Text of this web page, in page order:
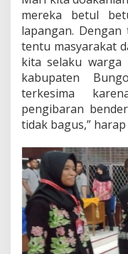
mereka betul
lapangan.
tentu masyarakat
kita selaku warga
kabupaten
terkesima
pengibaran
tidak bagus,”